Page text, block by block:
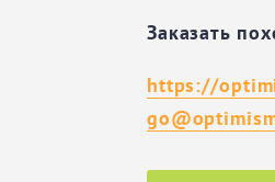
Заказать
https://